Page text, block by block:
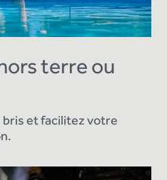
terre ou
bris et facilitez votre